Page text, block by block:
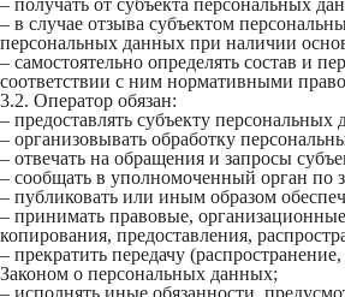
– в случае отзыва субъектом
персональных данных при наличии
– самостоятельно определять состав и
соответствии с ним нормативными
3.2. Оператор обязан:
– предоставлять субъекту
– организовывать обработку
– отвечать на обращения и запросы
– сообщать в уполномоченный орган по
– публиковать или иным образом
– принимать правовые,
копирования, предоставления,
– прекратить передачу
Законом о персональных данных;
– исполнять иные обязанности,